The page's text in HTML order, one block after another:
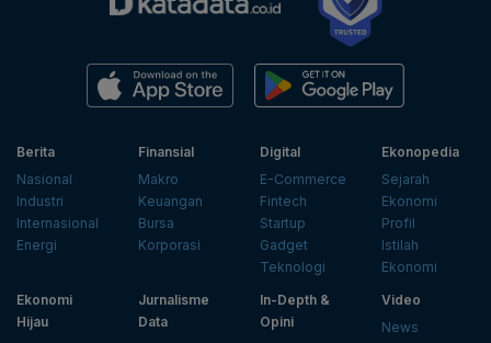
Berita
Nasional
Industri
Internasional
Energi
Finansial
Makro
Keuangan
Bursa
Korporasi
Digital
E-Commerce
Fintech
Startup
Gadget
Teknologi
Ekonopedia
Sejarah
Ekonomi
Profil
Istilah
Ekonomi
Ekonomi
Hijau
Jurnalisme
Data
In-Depth &
Opini
Video
News